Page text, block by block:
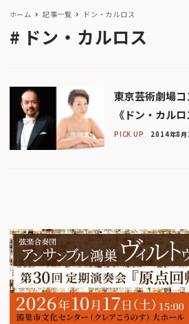
ホーム 記事一覧 ドン・カルロス
ドン・カルロス
東京芸術劇場
《ドン・カルロ
PICK UP 2014年8